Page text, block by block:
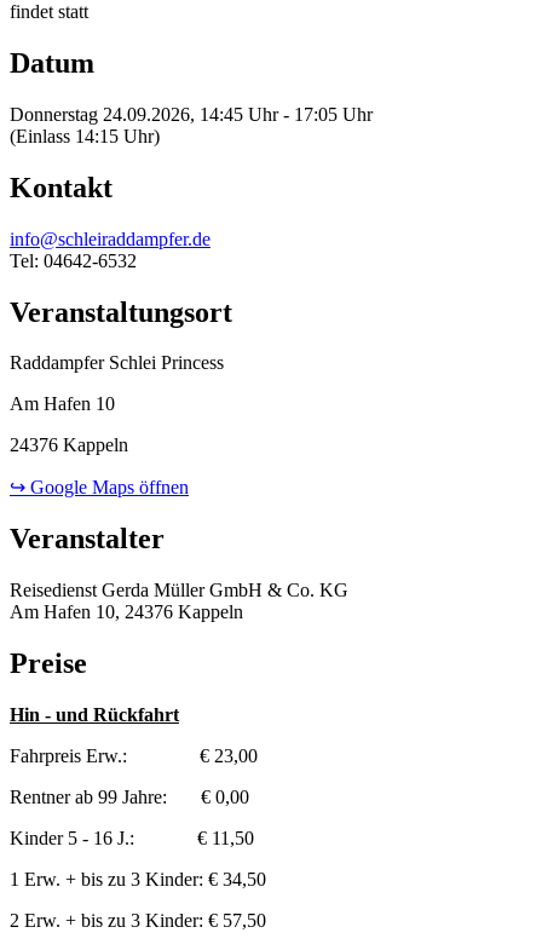
findet statt
Datum
Donnerstag 24.09.2026, 14:45 Uhr - 17:05 Uhr
(Einlass 14:15 Uhr)
Kontakt
info@schleiraddampfer.de
Tel: 04642-6532
Veranstaltungsort
Raddampfer Schlei Princess
Am Hafen 10
24376 Kappeln
↪ Google Maps öffnen
Veranstalter
Reisedienst Gerda Müller GmbH & Co. KG
Am Hafen 10, 24376 Kappeln
Preise
Hin - und Rückfahrt
Fahrpreis Erw.: € 23,00
Rentner ab 99 Jahre: € 0,00
Kinder 5 - 16 J.: € 11,50
1 Erw. + bis zu 3 Kinder: € 34,50
2 Erw. + bis zu 3 Kinder: € 57,50